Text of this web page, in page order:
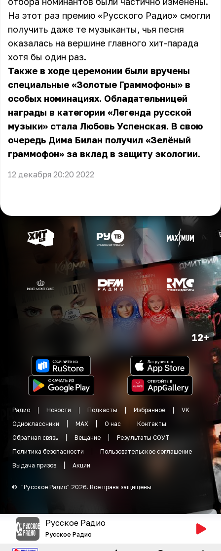
На этот раз премию «Русского Радио» смогли
получить даже те музыканты, чья песня
оказалась на вершине главного хит-парада
хотя бы один раз.
Также в ходе церемонии были вручены
специальные «Золотые Граммофоны» в
особых номинациях. Обладательницей
награды в категории «Легенда русской
музыки» стала Любовь Успенская. В свою
очередь Дима Билан получил «Зелёный
граммофон» за вклад в защиту экологии.
12 декабря 20:20 2022
12+
Радио Новости Подкасты Избранное
VK
Одноклассники
MAX О нас
Контакты
Обратная связь
Вещание
Результаты СОУТ
Политика безопасности
Пользовательское соглашение
Выдача призов
Акции
© "Русское Радио" 2026. Все права защищены
Русское Радио
Русское Радио